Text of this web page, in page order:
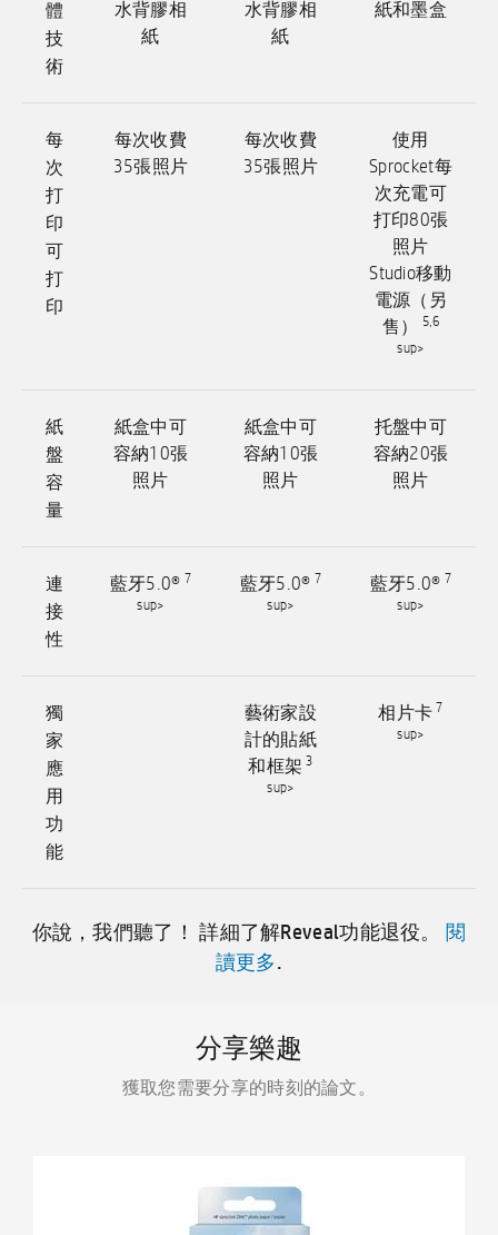
體
技
術
水背膠相
紙
水背膠相
紙
紙和墨盒
每
次
打
印
可
打
印
每次收費
35張照片
每次收費
35張照片
使用
Sprocket每
次充電可
打印80張
照片
Studio移動
電源（另
售）
5,6
sup>
紙
盤
容
量
紙盒中可
容納10張
照片
紙盒中可
容納10張
照片
托盤中可
容納20張
照片
連
接
性
藍牙5.0® 7
sup>
藍牙5.0® 7
sup>
藍牙5.0® 7
sup>
獨
家
應
用
功
能
藝術家設
計的貼紙
和框架 3
sup>
相片卡7
sup>
你說，我們聽了！ 詳細了解Reveal功能退役。閱
讀更多.
分享樂趣
獲取您需要分享的時刻的論文。